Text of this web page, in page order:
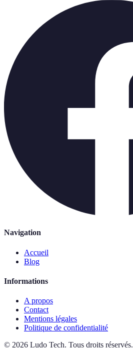
Navigation
Accueil
Blog
Informations
A propos
Contact
Mentions légales
Politique de confidentialité
© 2026 Ludo Tech. Tous droits réservés.